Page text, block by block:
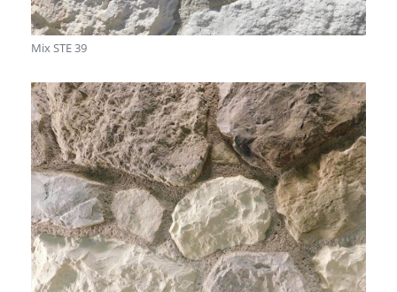
Mix STE 39